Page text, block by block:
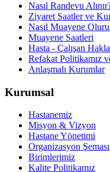
Nasıl Randevu
Ziyaret Saatler ve
Nasıl Muayene
Muayene Saatleri
Hasta - Çalışan
Refakat Politikamız
Anlaşmalı Kurumlar
Kurumsal
Hastanemiz
Misyon & Vizyon
Hastane Yönetimi
Organizasyon Şeması
Birimlerimiz
Kalite Politikamız